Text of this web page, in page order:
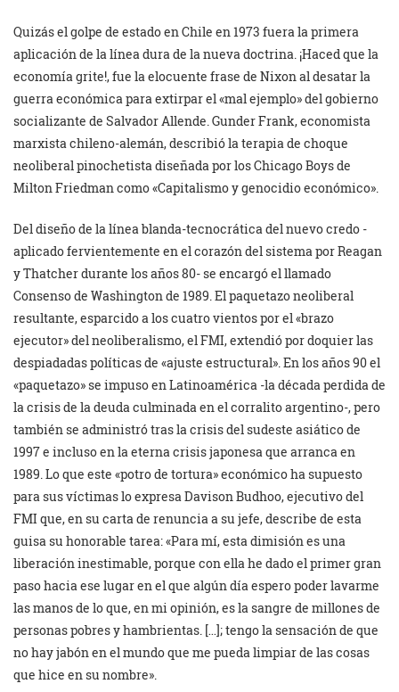
Quizás el golpe de estado en Chile en 1973 fuera la primera
aplicación de la línea dura de la nueva doctrina. ¡Haced que la
economía grite!, fue la elocuente frase de Nixon al desatar la
guerra económica para extirpar el «mal ejemplo» del gobierno
socializante de Salvador Allende. Gunder Frank, economista
marxista chileno-alemán, describió la terapia de choque
neoliberal pinochetista diseñada por los Chicago Boys de
Milton Friedman como «Capitalismo y genocidio económico».
Del diseño de la línea blanda-tecnocrática del nuevo credo -
aplicado fervientemente en el corazón del sistema por Reagan
y Thatcher durante los años 80- se encargó el llamado
Consenso de Washington de 1989. El paquetazo neoliberal
resultante, esparcido a los cuatro vientos por el «brazo
ejecutor» del neoliberalismo, el FMI, extendió por doquier las
despiadadas políticas de «ajuste estructural». En los años 90 el
«paquetazo» se impuso en Latinoamérica -la década perdida de
la crisis de la deuda culminada en el corralito argentino-, pero
también se administró tras la crisis del sudeste asiático de
1997 e incluso en la eterna crisis japonesa que arranca en
1989. Lo que este «potro de tortura» económico ha supuesto
para sus víctimas lo expresa Davison Budhoo, ejecutivo del
FMI que, en su carta de renuncia a su jefe, describe de esta
guisa su honorable tarea: «Para mí, esta dimisión es una
liberación inestimable, porque con ella he dado el primer gran
paso hacia ese lugar en el que algún día espero poder lavarme
las manos de lo que, en mi opinión, es la sangre de millones de
personas pobres y hambrientas. […]; tengo la sensación de que
no hay jabón en el mundo que me pueda limpiar de las cosas
que hice en su nombre».